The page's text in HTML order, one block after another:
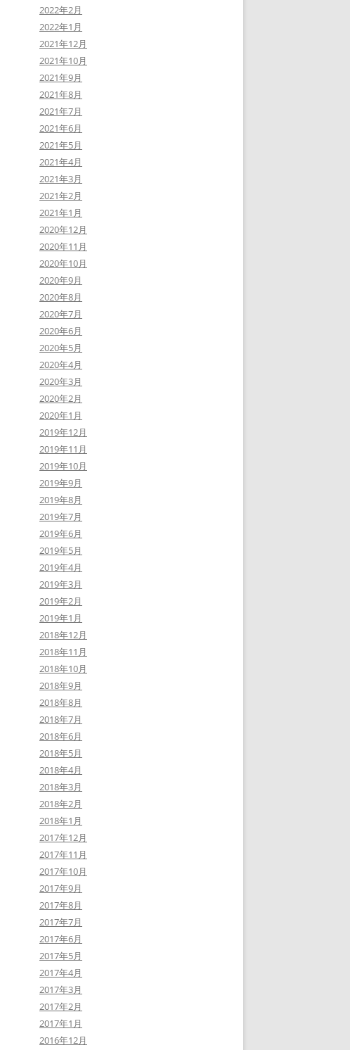
2022年2月
2022年1月
2021年12月
2021年10月
2021年9月
2021年8月
2021年7月
2021年6月
2021年5月
2021年4月
2021年3月
2021年2月
2021年1月
2020年12月
2020年11月
2020年10月
2020年9月
2020年8月
2020年7月
2020年6月
2020年5月
2020年4月
2020年3月
2020年2月
2020年1月
2019年12月
2019年11月
2019年10月
2019年9月
2019年8月
2019年7月
2019年6月
2019年5月
2019年4月
2019年3月
2019年2月
2019年1月
2018年12月
2018年11月
2018年10月
2018年9月
2018年8月
2018年7月
2018年6月
2018年5月
2018年4月
2018年3月
2018年2月
2018年1月
2017年12月
2017年11月
2017年10月
2017年9月
2017年8月
2017年7月
2017年6月
2017年5月
2017年4月
2017年3月
2017年2月
2017年1月
2016年12月